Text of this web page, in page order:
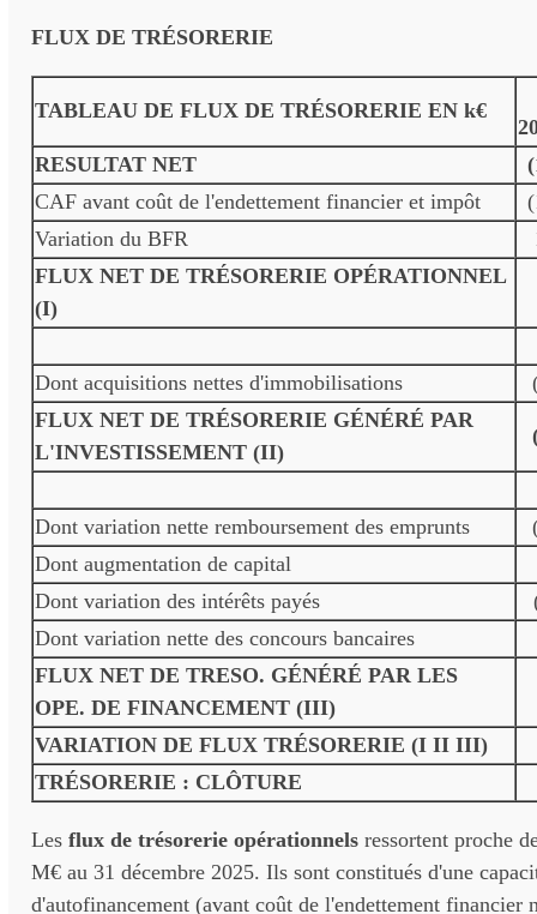
FLUX DE TRÉSORERIE
TABLEAU DE FLUX DE TRÉSORERIE EN k€
RESULTAT NET
CAF avant coût de l'endettement financier et impôt
Variation du BFR
FLUX NET DE TRÉSORERIE OPÉRATIONNEL
(I)
Dont acquisitions nettes d'immobilisations
FLUX NET DE TRÉSORERIE GÉNÉRÉ PAR
L'INVESTISSEMENT (II)
Dont variation nette remboursement des emprunts
Dont augmentation de capital
Dont variation des intérêts payés
Dont variation nette des concours bancaires
FLUX NET DE TRESO. GÉNÉRÉ PAR LES
OPE. DE FINANCEMENT (III)
VARIATION DE FLUX TRÉSORERIE (I II III)
TRÉSORERIE : CLÔTURE
Les flux de trésorerie opérationnels ressortent proche
M€ au 31 décembre 2025. Ils sont constitués d'une
d'autofinancement (avant coût de l'endettement financier